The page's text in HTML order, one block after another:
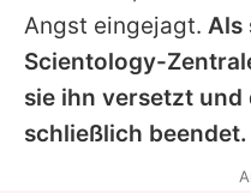
Angst eingejagt. Als
Scientology-
sie ihn versetzt und
schließlich beendet.